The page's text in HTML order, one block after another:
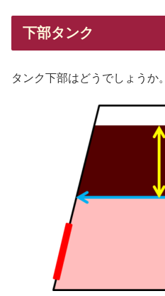
下部タンク
タンク下部はどうでしょうか。